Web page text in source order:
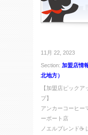
11月 22, 2023
Section: 加盟店情
北地方）
【加盟店ピックア
プ】
アンカーコーヒー
ーポート店
ノエルブレンド☕